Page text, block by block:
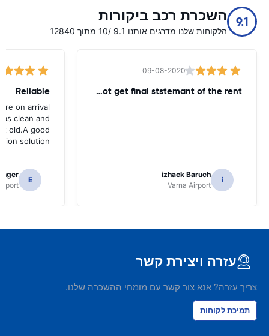
9.1 השכרת רכב ביקורות
הלקוחות שלנו מדרגים אותנו 9.1 /10 מתוך 12840
09-08-2020
until today - did not get final ststemant of the rent !!
i
izhack Baruch
Varna Airport
Reliable
on arrival
clean and
old.A good
solution
E
עזרה ויצירת קשר
צריך עזרה? אנא צור קשר עם מומחי ההשכרה שלנו.
תמיכת לקוחות